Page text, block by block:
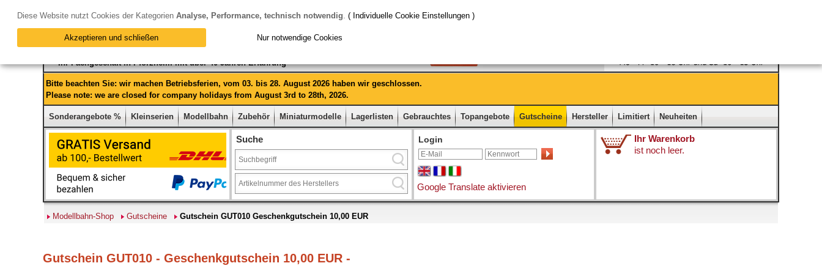
Ihr Fachgeschäft in Pforzheim mit über 40 Jahren Erfahrung
Bitte beachten Sie: wir machen Betriebsferien, vom 03. bis 28. August 2026 haben wir geschlossen.
Please note: we are closed for company holidays from August 3rd to 28th, 2026.
Sonderangebote % Kleinserien Modellbahn Zubehör Miniaturmodelle Lagerlisten Gebrauchtes Topangebote Gutscheine Hersteller Limitiert Neuheiten
Suche Login
Google Translate aktivieren
Ihr Warenkorb
ist noch leer.
Modellbahn-Shop Gutscheine Gutschein GUT010 Geschenkgutschein 10,00 EUR
Gutschein GUT010 - Geschenkgutschein 10,00 EUR -
Diese Website nutzt Cookies der Kategorien Analyse, Performance, technisch notwendig. ( Individuelle Cookie Einstellungen )
Akzeptieren und schließen Nur notwendige Cookies